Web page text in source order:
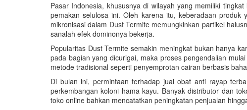
Pasar Indonesia, khususnya di wilayah yang memiliki
pemakan selulosa ini. Oleh karena itu, keberadaan
mikronisasi dalam Dust Termite memungkinkan partikel
sanalah efek dominonya bekerja.
Popularitas Dust Termite semakin meningkat bukan hanya
pada bagian yang dicurigai, maka proses pengendalian
metode tradisional seperti penyemprotan cairan berbasis
Di bulan ini, permintaan terhadap jual obat anti rayap
perkembangan koloni hama kayu. Banyak distributor dan
toko online bahkan mencatatkan peningkatan penjualan